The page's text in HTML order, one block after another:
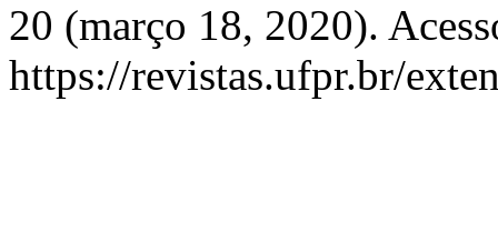
20 (março 18, 2020).
https://revistas.ufpr.br/